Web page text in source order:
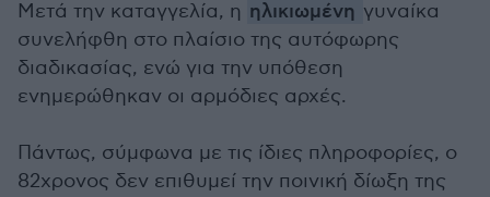
Μετά την καταγγελία, η ηλικιωμένη γυναίκα
συνελήφθη στο πλαίσιο της αυτόφωρης
διαδικασίας, ενώ για την υπόθεση
ενημερώθηκαν οι αρμόδιες αρχές.
Πάντως, σύμφωνα με τις ίδιες πληροφορίες, ο
82χρονος δεν επιθυμεί την ποινική δίωξη της